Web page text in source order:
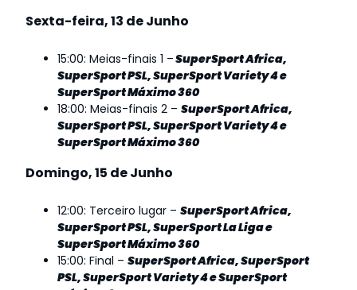
Sexta-feira, 13 de Junho
15:00: Meias-finais 1 –SuperSport Africa,
SuperSport PSL, SuperSport Variety 4 e
SuperSport Máximo 360
18:00: Meias-finais 2 – SuperSport Africa,
SuperSport PSL, SuperSport Variety 4 e
SuperSport Máximo 360
Domingo, 15 de Junho
12:00: Terceiro lugar – SuperSport Africa,
SuperSport PSL, SuperSport La Liga e
SuperSport Máximo 360
15:00: Final – SuperSport Africa, SuperSport
PSL, SuperSport Variety 4 e SuperSport